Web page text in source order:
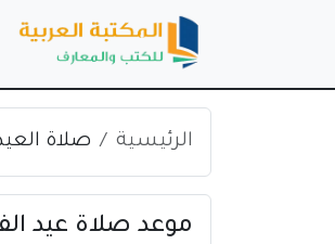
الرئيسية صلاة
موعد صلاة عيد الفطر 2024 في شمال